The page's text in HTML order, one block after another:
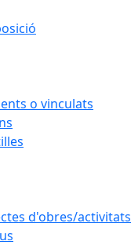
o vinculats
d'obres/activitats